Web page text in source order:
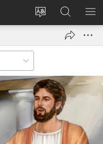
Verander
Meld
aan
venster
Soek
op
JW.ORG